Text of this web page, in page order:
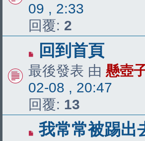
09 , 2:33
回覆: 2
回到首頁
最後發表 由 懸壺
02-08 , 20:47
回覆: 13
我常常被踢出